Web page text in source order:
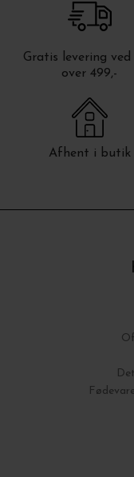
Gratis levering ved
over 499,-
Afhent i butik